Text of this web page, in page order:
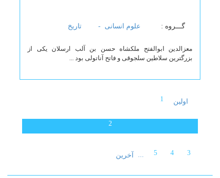
گـــروه : علوم انسانی - تاریخ
معزالدین ابوالفتح ملکشاه حسن بن آلب ارسلان یکی از
بزرگترین سلاطین سلجوقی و فاتح آناتولی بود ...
اولین 1
2
3
4
5
... آخرین